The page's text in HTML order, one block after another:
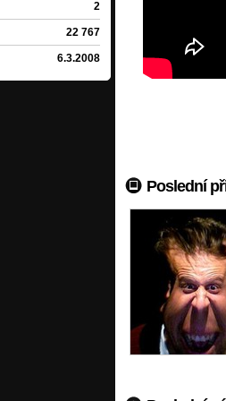
HC3 - INSIDE
Fishface - Morphin
Fourth Face - Na
Abused - MEMORY -
F.O.B. - Of a Martyr
Momma Knows Best -
2
22 767
6.3.2008
Poslední